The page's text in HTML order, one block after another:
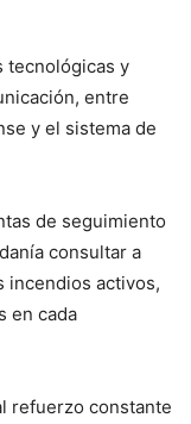
tecnológicas y
entre
y el sistema de
de seguimiento
consultar a
incendios activos,
en cada
refuerzo constante